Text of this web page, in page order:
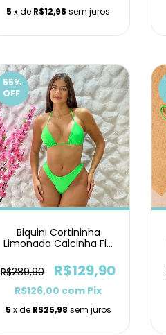
5 x de R$12,98 sem juros
55%
OFF
Biquini Cortininha
Limonada Calcinha Fio
R$289,90
R$129,90
R$126,00 com Pix
5 x de R$25,98 sem juros